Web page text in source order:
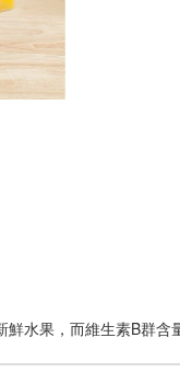
水果，而維生素B群